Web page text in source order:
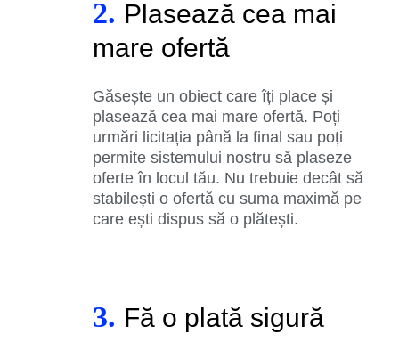
2. Plasează cea mai
mare ofertă
Găsește un obiect care îți place și
plasează cea mai mare ofertă. Poți
urmări licitația până la final sau poți
permite sistemului nostru să plaseze
oferte în locul tău. Nu trebuie decât să
stabilești o ofertă cu suma maximă pe
care ești dispus să o plătești.
3. Fă o plată sigură